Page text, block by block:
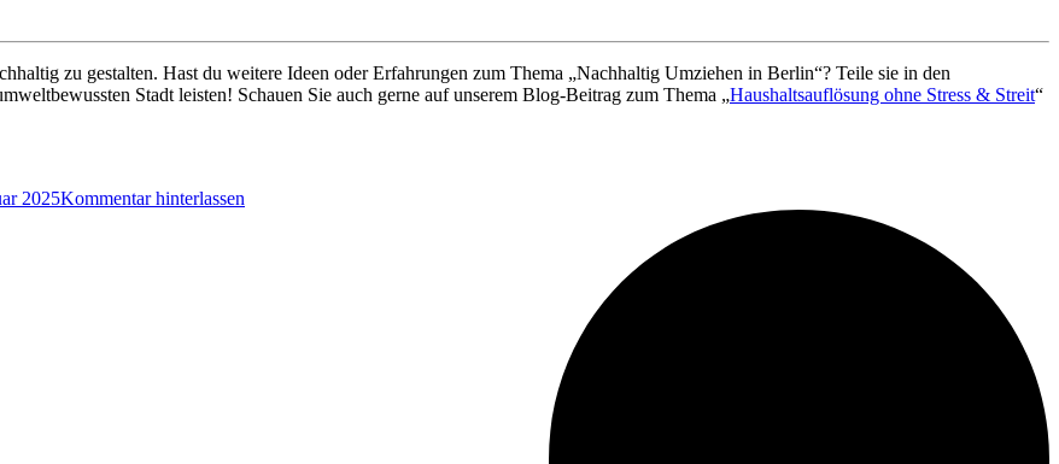
zu gestalten. Hast du weitere Ideen oder Erfahrungen zum Thema „Nachhaltig Umziehen in Berlin“? Teile sie in den
Stadt leisten! Schauen Sie auch gerne auf unserem Blog-Beitrag zum Thema „Haushaltsauflösung ohne Stress & Streit“
2025Kommentar hinterlassen